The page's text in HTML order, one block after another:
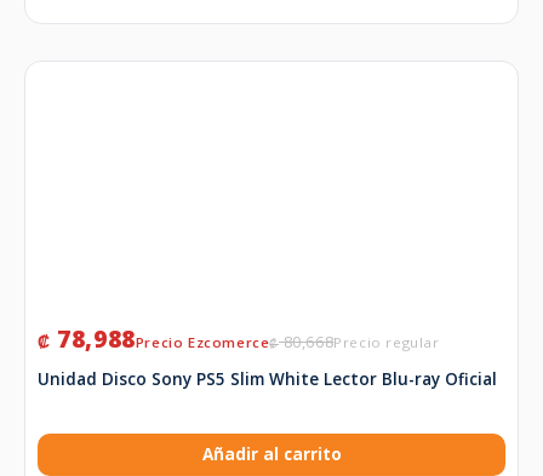
₡80,668
₡ 78,988
Unidad Disco Sony PS5 Slim White Lector Blu-ray Oficial
Añadir al carrito